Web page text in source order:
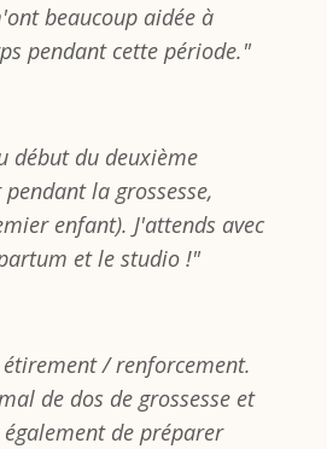
beaucoup aidée à
pendant cette période."
début du deuxième
la grossesse,
enfant). J'attends avec
et le studio !"
/ renforcement.
de dos de grossesse et
de préparer